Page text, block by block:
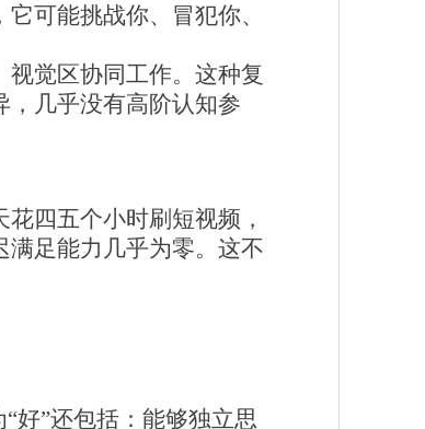
可能挑战你、冒犯你、
觉区协同工作。这种复
，几乎没有高阶认知参
四五个小时刷短视频，
足能力几乎为零。这不
好”还包括：能够独立思